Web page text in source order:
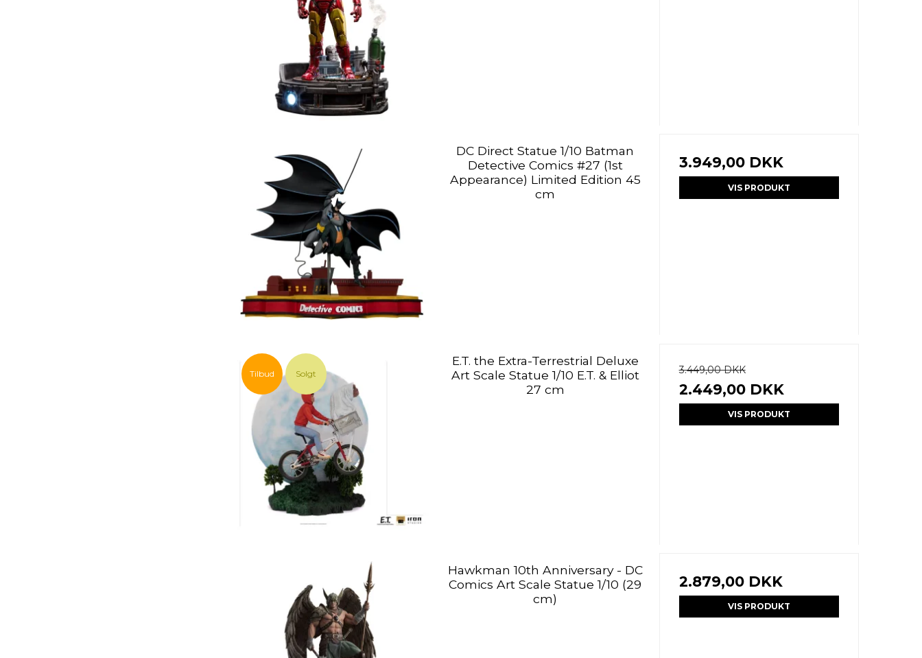
DC Direct Statue 1/10 Batman
Detective Comics #27 (1st
Appearance) Limited Edition 45
cm
3.949,00 DKK
VIS PRODUKT
Tilbud Solgt
E.T. the Extra-Terrestrial Deluxe
Art Scale Statue 1/10 E.T. & Elliot
27 cm
3.449,00 DKK
2.449,00 DKK
VIS PRODUKT
Hawkman 10th Anniversary - DC
Comics Art Scale Statue 1/10 (29
cm)
2.879,00 DKK
VIS PRODUKT